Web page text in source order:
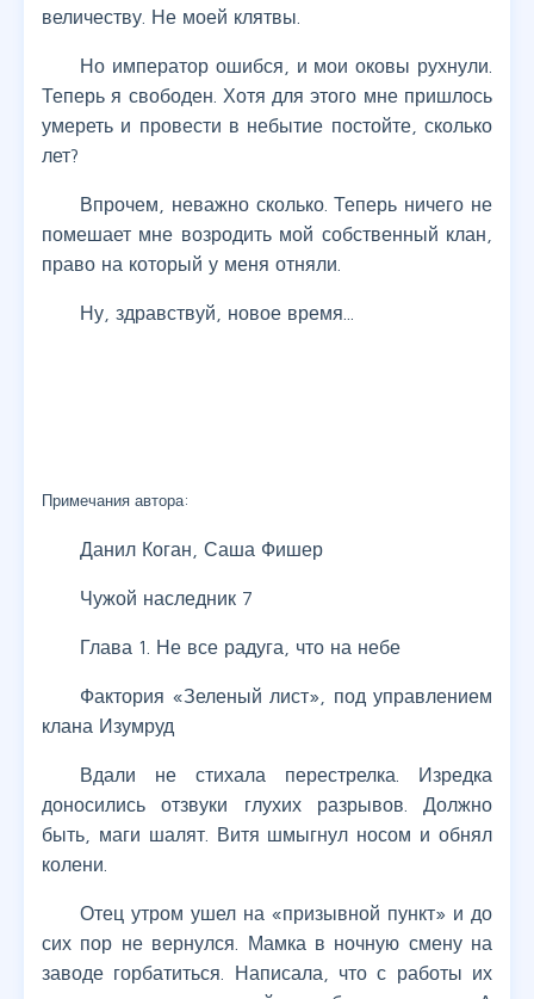
величеству. Не моей клятвы.
Но император ошибся, и мои оковы рухнули.
Теперь я свободен. Хотя для этого мне пришлось
умереть и провести в небытие постойте, сколько
лет?
Впрочем, неважно сколько. Теперь ничего не
помешает мне возродить мой собственный клан,
право на который у меня отняли.
Ну, здравствуй, новое время...
Примечания автора:
Данил Коган, Саша Фишер
Чужой наследник 7
Глава 1. Не все радуга, что на небе
Фактория «Зеленый лист», под управлением
клана Изумруд
Вдали не стихала перестрелка. Изредка
доносились отзвуки глухих разрывов. Должно
быть, маги шалят. Витя шмыгнул носом и обнял
колени.
Отец утром ушел на «призывной пункт» и до
сих пор не вернулся. Мамка в ночную смену на
заводе горбатиться. Написала, что с работы их